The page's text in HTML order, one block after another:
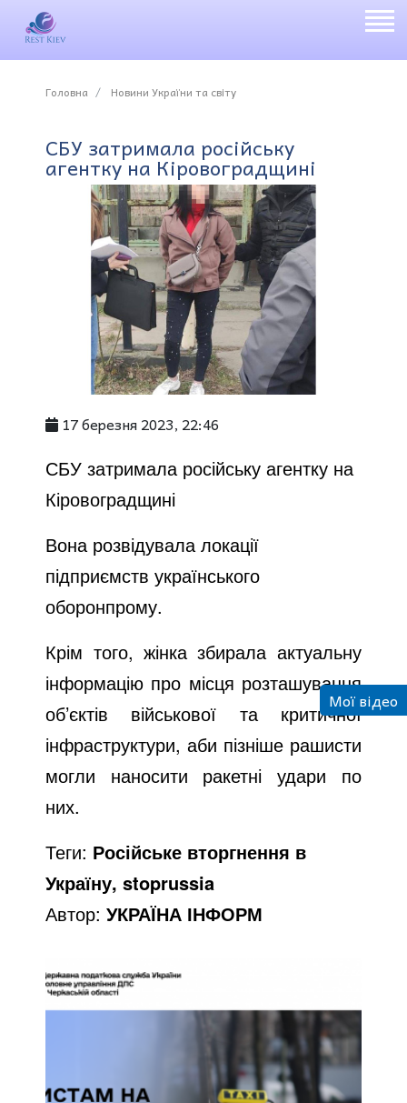
Головна Новини України та світу
СБУ затримала російську
агентку на Кіровоградщині
17 березня 2023, 22:46
СБУ затримала російську агентку на
Кіровоградщині
Вона розвідувала локації
підприємств українського
оборонпрому.
Крім того, жінка збирала актуальну
інформацію про місця розташування
об’єктів військової та критичної
інфраструктури, аби пізніше рашисти
могли наносити ракетні удари по
них.
Теги: Російське вторгнення в
Україну, stoprussia
Автор:УКРАЇНА ІНФОРМ
Мої відео